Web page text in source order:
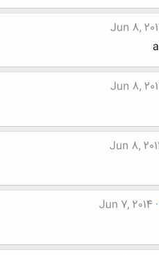
Jun 8,
Jun 8,
Jun 8,
Jun 7, 2014